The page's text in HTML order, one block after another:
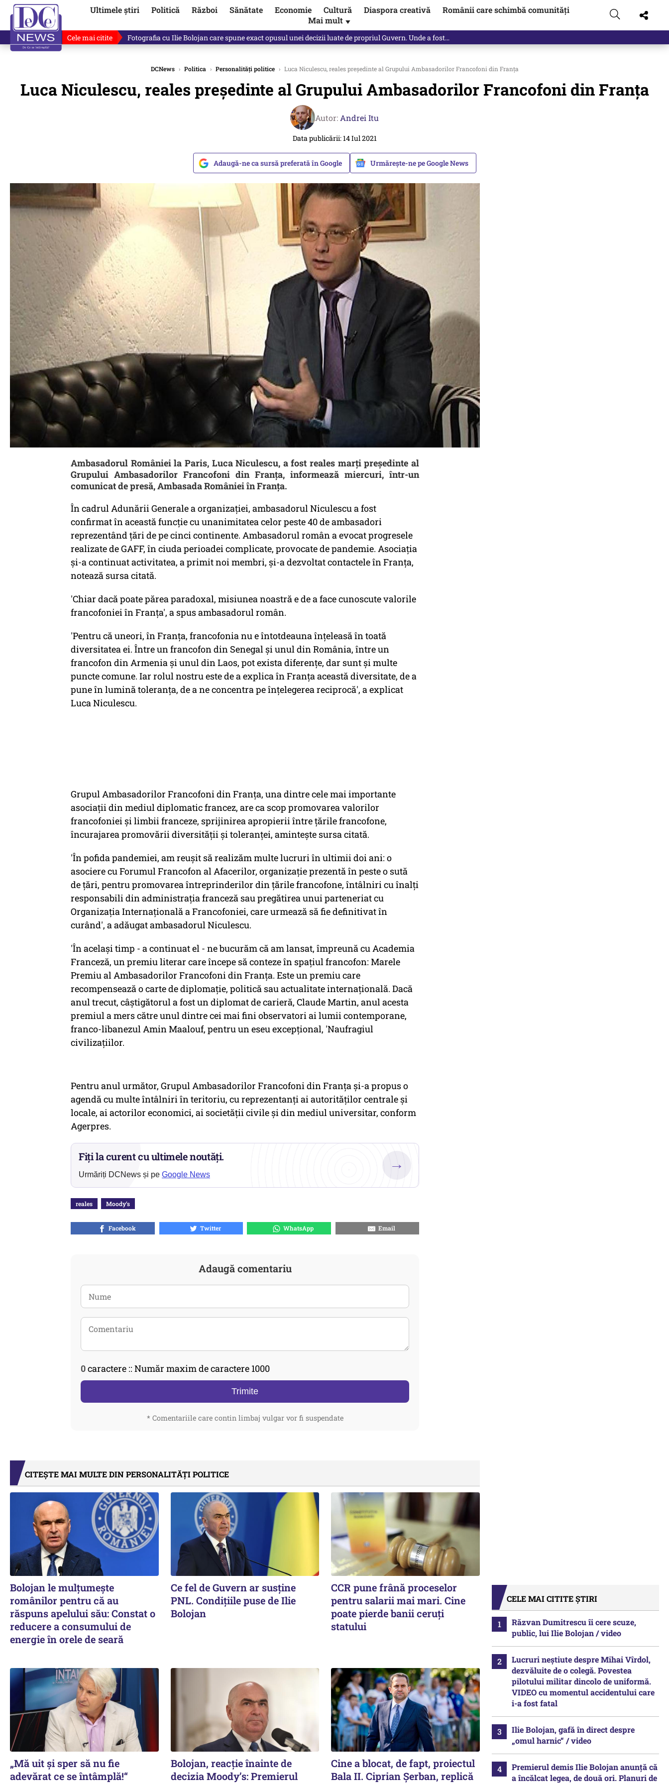
Ultimele știri Politică Război Sănătate Economie Cultură Diaspora creativă
Românii care schimbă comunități
Mai mult ▼
Cele mai citite Lucruri neștiute despre Mihai Vîrdol, dezvăluite de o colegă. Povestea pilotului militar dincolo de…
DCNews › Politica › Personalități politice › Luca Niculescu, reales preşedinte al Grupului Ambasadorilor Francofoni din Franţa
Luca Niculescu, reales preşedinte al Grupului Ambasadorilor Francofoni din Franţa
Autor: Andrei Itu
Data publicării: 14 Iul 2021
Adaugă-ne ca sursă preferată în Google Urmărește-ne pe Google News
Ambasadorul României la Paris, Luca Niculescu, a fost reales marţi preşedinte al
Grupului Ambasadorilor Francofoni din Franţa, informează miercuri, într-un
comunicat de presă, Ambasada României în Franţa.
În cadrul Adunării Generale a organizaţiei, ambasadorul Niculescu a fost
confirmat în această funcţie cu unanimitatea celor peste 40 de ambasadori
reprezentând ţări de pe cinci continente. Ambasadorul român a evocat progresele
realizate de GAFF, în ciuda perioadei complicate, provocate de pandemie. Asociaţia
şi-a continuat activitatea, a primit noi membri, şi-a dezvoltat contactele în Franţa,
notează sursa citată.
'Chiar dacă poate părea paradoxal, misiunea noastră e de a face cunoscute valorile
francofoniei în Franţa', a spus ambasadorul român.
'Pentru că uneori, în Franţa, francofonia nu e întotdeauna înţeleasă în toată
diversitatea ei. Între un francofon din Senegal şi unul din România, între un
francofon din Armenia şi unul din Laos, pot exista diferenţe, dar sunt şi multe
puncte comune. Iar rolul nostru este de a explica în Franţa această diversitate, de a
pune în lumină toleranţa, de a ne concentra pe înţelegerea reciprocă', a explicat
Luca Niculescu.
Grupul Ambasadorilor Francofoni din Franţa, una dintre cele mai importante
asociaţii din mediul diplomatic francez, are ca scop promovarea valorilor
francofoniei şi limbii franceze, sprijinirea apropierii între ţările francofone,
încurajarea promovării diversităţii şi toleranţei, aminteşte sursa citată.
'În pofida pandemiei, am reuşit să realizăm multe lucruri în ultimii doi ani: o
asociere cu Forumul Francofon al Afacerilor, organizaţie prezentă în peste o sută
de ţări, pentru promovarea întreprinderilor din ţările francofone, întâlniri cu înalţi
responsabili din administraţia franceză sau pregătirea unui parteneriat cu
Organizaţia Internaţională a Francofoniei, care urmează să fie definitivat în
curând', a adăugat ambasadorul Niculescu.
'În acelaşi timp - a continuat el - ne bucurăm că am lansat, împreună cu Academia
Franceză, un premiu literar care începe să conteze în spaţiul francofon: Marele
Premiu al Ambasadorilor Francofoni din Franţa. Este un premiu care
recompensează o carte de diplomaţie, politică sau actualitate internaţională. Dacă
anul trecut, câştigătorul a fost un diplomat de carieră, Claude Martin, anul acesta
premiul a mers către unul dintre cei mai fini observatori ai lumii contemporane,
franco-libanezul Amin Maalouf, pentru un eseu excepţional, 'Naufragiul
civilizaţiilor.
Pentru anul următor, Grupul Ambasadorilor Francofoni din Franţa şi-a propus o
agendă cu multe întâlniri în teritoriu, cu reprezentanţi ai autorităţilor centrale şi
locale, ai actorilor economici, ai societăţii civile şi din mediul universitar, conform
Agerpres.
Fiți la curent cu ultimele noutăți.
Urmăriți DCNews și pe Google News
→
reales Moody’s
Facebook Twitter WhatsApp Email
Adaugă comentariu
0caractere :: Număr maxim de caractere 1000
Trimite
* Comentariile care contin limbaj vulgar vor fi suspendate
CITEȘTE MAI MULTE DIN PERSONALITĂȚI POLITICE
Bolojan le mulțumește
românilor pentru că au
răspuns apelului său: Constat o
reducere a consumului de
energie în orele de seară
Ce fel de Guvern ar susține
PNL. Condițiile puse de Ilie
Bolojan
CCR pune frână proceselor
pentru salarii mai mari. Cine
poate pierde banii ceruți
statului
„Mă uit și sper să nu fie
adevărat ce se întâmplă!“
Bolojan, reacție înainte de
decizia Moody’s: Premierul
Cine a blocat, de fapt, proiectul
Bala II. Ciprian Șerban, replică
CELE MAI CITITE ȘTIRI
Răzvan Dumitrescu îi cere scuze,
public, lui Ilie Bolojan / video
Lucruri neștiute despre Mihai Vîrdol,
dezvăluite de o colegă. Povestea
pilotului militar dincolo de uniformă.
VIDEO cu momentul accidentului care
i-a fost fatal
Ilie Bolojan, gafă în direct despre
„omul harnic“ / video
Premierul demis Ilie Bolojan anunță că
a încălcat legea, de două ori. Planuri de